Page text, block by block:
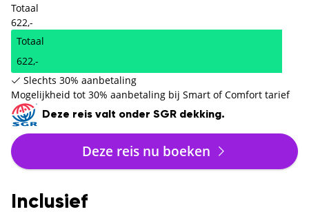
Totaal
622,-
Totaal
622,-
Slechts 30% aanbetaling
Mogelijkheid tot 30% aanbetaling bij Smart of Comfort tarief
Deze reis valt onder SGR dekking.
Deze reis nu boeken
Inclusief